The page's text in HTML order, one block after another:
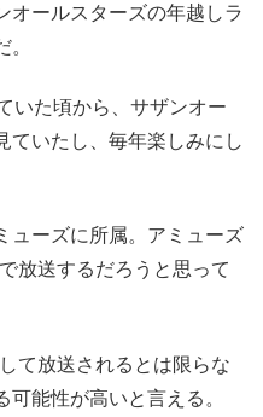
オールスターズの年越しラ
いた頃から、サザンオー
ていたし、毎年楽しみにし
ューズに所属。アミューズ
放送するだろうと思って
て放送されるとは限らな
能性が高いと言える。